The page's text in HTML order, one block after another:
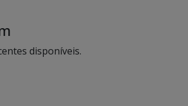
disponíveis.